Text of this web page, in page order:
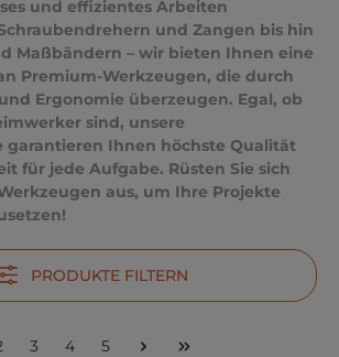
und effizientes Arbeiten
und Zangen bis hin
Maßbändern – wir bieten Ihnen eine
Premium-Werkzeugen, die durch
Ergonomie überzeugen. Egal, ob
sind, unsere
garantieren Ihnen höchste Qualität
für jede Aufgabe. Rüsten Sie sich
aus, um Ihre Projekte
PRODUKTE FILTERN
Seite
3 Seite
4 Seite
5